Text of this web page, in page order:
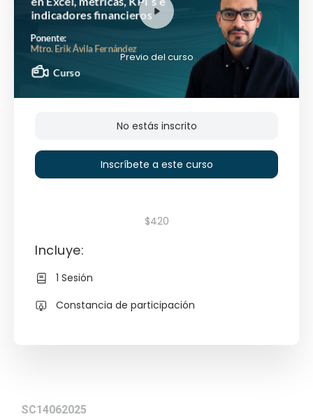
SC14062025
Previo del curso
No estás inscrito
Inscríbete a este curso
$420
Incluye:
1 Sesión
Constancia de participación